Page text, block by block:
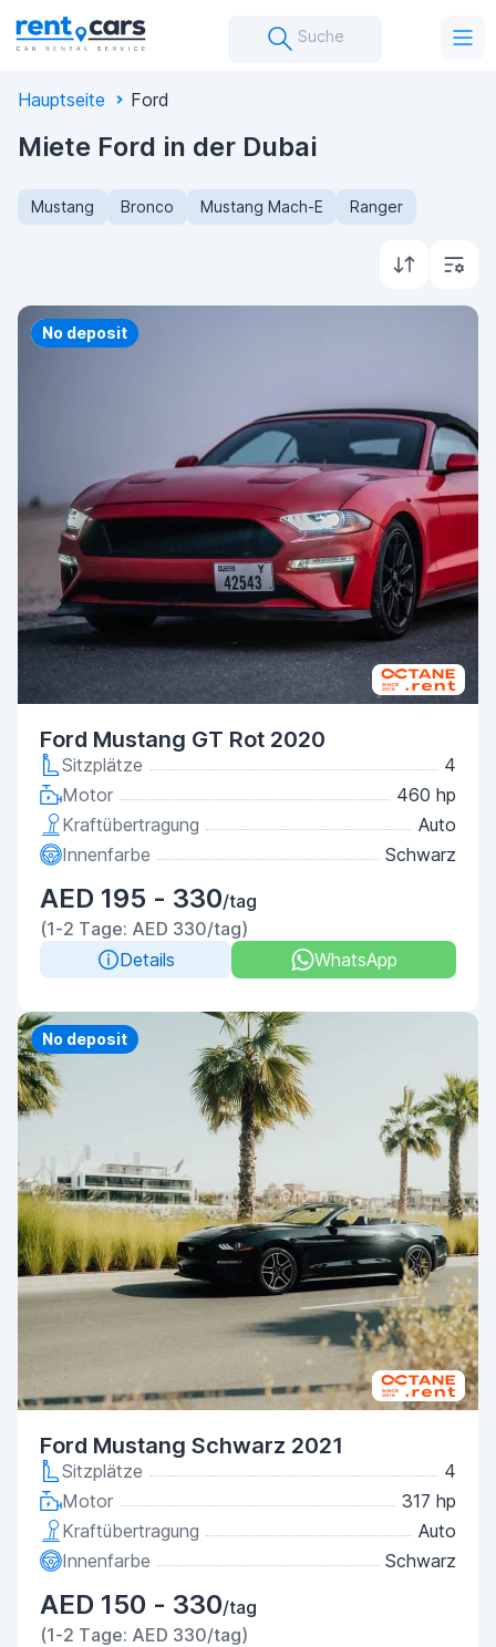
Suche
Hauptseite Ford
Miete Ford in der Dubai
Mustang Bronco Mustang Mach-E Ranger
Priority
No deposit
Ford Mustang GT Rot 2020
Sitzplätze
4
Motor
460 hp
Kraftübertragung
Auto
Innenfarbe
Schwarz
AED 195 - 330/tag
(1-2 Tage: AED 330/tag)
Details
WhatsApp
Priority
No deposit
Ford Mustang Schwarz 2021
Sitzplätze
4
Motor
317 hp
Kraftübertragung
Auto
Innenfarbe
Schwarz
AED 150 - 330/tag
(1-2 Tage: AED 330/tag)